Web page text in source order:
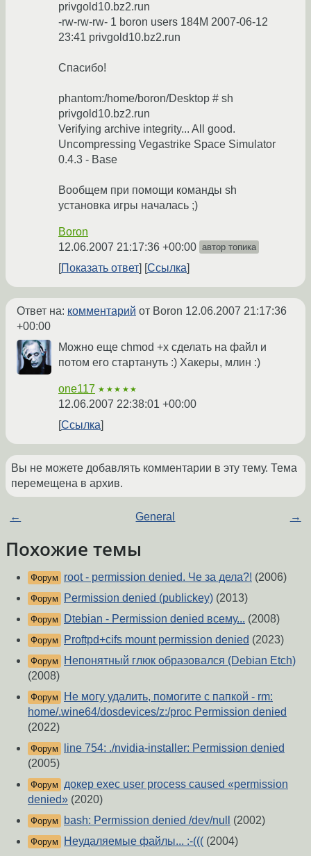
privgold10.bz2.run
-rw-rw-rw- 1 boron users 184M 2007-06-12
23:41 privgold10.bz2.run
Спасибо!
phantom:/home/boron/Desktop # sh
privgold10.bz2.run
Verifying archive integrity... All good.
Uncompressing Vegastrike Space Simulator
0.4.3 - Base
Вообщем при помощи команды sh
установка игры началась ;)
Boron
12.06.2007 21:17:36 +00:00 автор топика
Показать ответ Ссылка
Ответ на: комментарий от Boron 12.06.2007 21:17:36
+00:00
Можно еще chmod +x сделать на файл и
потом его стартануть :) Хакеры, млин :)
one117 ★★★★★
12.06.2007 22:38:01 +00:00
Ссылка
Вы не можете добавлять комментарии в эту тему. Тема
перемещена в архив.
← General →
Похожие темы
Форум root - permission denied. Че за дела?! (2006)
Форум Permission denied (publickey) (2013)
Форум Dtebian - Permission denied всему... (2008)
Форум Proftpd+cifs mount permission denied (2023)
Форум
Непонятный глюк образовался (Debian Etch)
(2008)
Форум
Не могу удалить, помогите с папкой - rm:
home/.wine64/dosdevices/z:/proc Permission denied
(2022)
Форум
line 754: ./nvidia-installer: Permission denied
(2005)
Форум
докер exec user process caused «permission
denied» (2020)
Форум bash: Permission denied /dev/null (2002)
Форум Неудаляемые файлы... :-((( (2004)